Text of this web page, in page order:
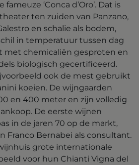
‘Conca d’Oro’. Dat is
ten zuiden van Panzano,
en schalie als bodem,
in temperatuur tussen dag
met chemicaliën gesproten en
biologisch gecertificeerd.
ook de mest gebruikt
koeien. De wijngaarden
en 400 meter en zijn volledig
De eerste wijnen
in de jaren 70 op de markt,
Franco Bernabei als consultant.
grote internationale
voor hun Chianti Vigna del